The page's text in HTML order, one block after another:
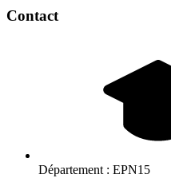
Contact
Département : EPN15